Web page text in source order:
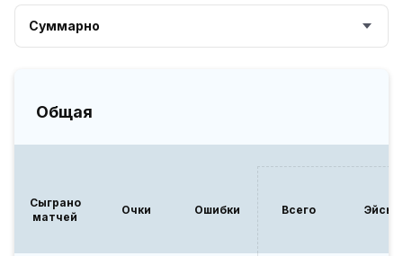
Суммарно
Общая
Сыграно
матчей
Очки Ошибки Всего Эйсы